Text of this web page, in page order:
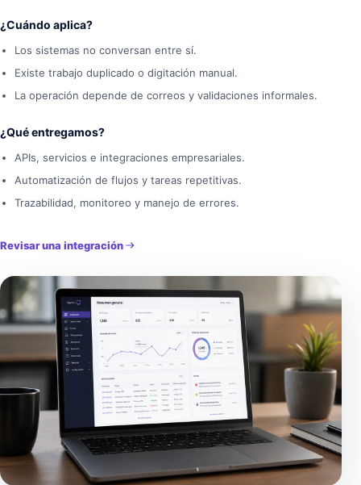
¿Cuándo aplica?
Los sistemas no conversan entre sí.
Existe trabajo duplicado o digitación manual.
La operación depende de correos y validaciones informales.
¿Qué entregamos?
APIs, servicios e integraciones empresariales.
Automatización de flujos y tareas repetitivas.
Trazabilidad, monitoreo y manejo de errores.
Revisar una integración